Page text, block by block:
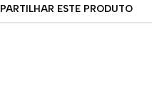
PARTILHAR ESTE PRODUTO